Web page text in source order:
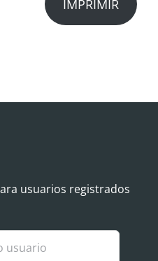
IMPRIMIR
usuarios registrados